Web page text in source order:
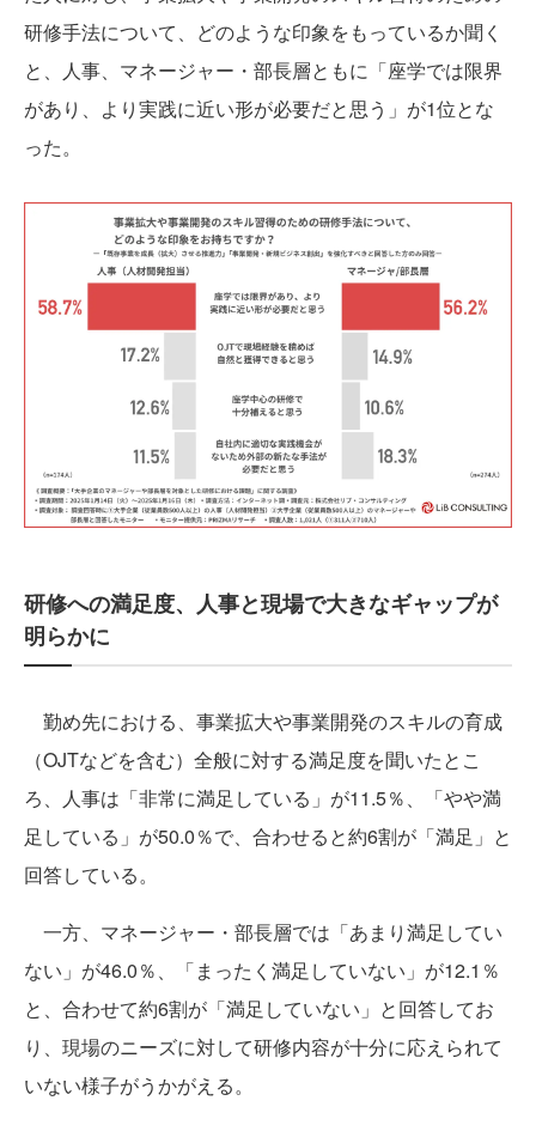
研修手法について、どのような印象をもっているか聞く
と、人事、マネージャー・部長層ともに「座学では限界
があり、より実践に近い形が必要だと思う」が1位とな
った。
研修への満足度、人事と現場で大きなギャップが
明らかに
勤め先における、事業拡大や事業開発のスキルの育成
（OJTなどを含む）全般に対する満足度を聞いたとこ
ろ、人事は「非常に満足している」が11.5％、「やや満
足している」が50.0％で、合わせると約6割が「満足」と
回答している。
一方、マネージャー・部長層では「あまり満足してい
ない」が46.0％、「まったく満足していない」が12.1％
と、合わせて約6割が「満足していない」と回答してお
り、現場のニーズに対して研修内容が十分に応えられて
いない様子がうかがえる。